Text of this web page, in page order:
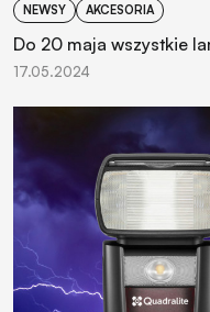
NEWSY AKCESORIA
Do 20 maja wszystkie
17.05.2024